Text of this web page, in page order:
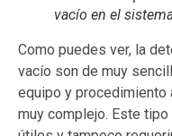
vacío en el
Como puedes ver, la
vacío son de muy
equipo y procedimiento
muy complejo. Este